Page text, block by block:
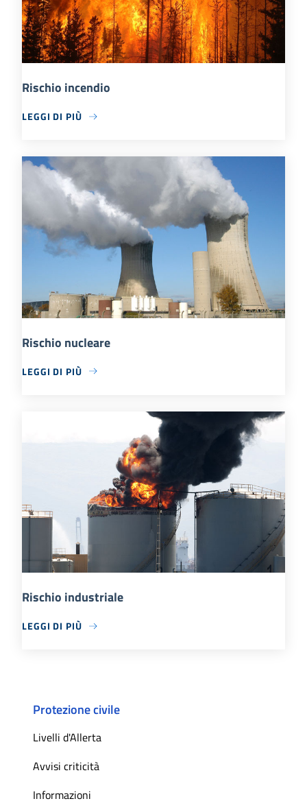
Rischio incendio
LEGGI DI PIÙ
Rischio nucleare
LEGGI DI PIÙ
Rischio industriale
LEGGI DI PIÙ
Protezione civile
Livelli d'Allerta
Avvisi criticità
Informazioni